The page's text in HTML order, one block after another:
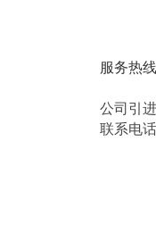
服务热
公司引
联系电